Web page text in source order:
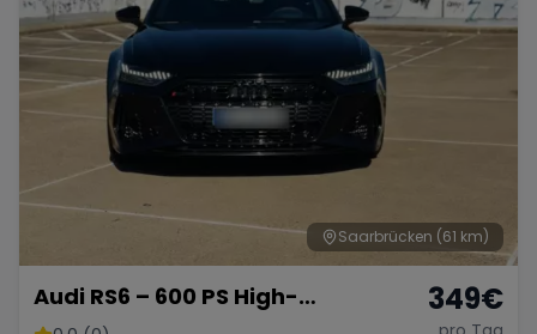
Saarbrücken (61 km)
Audi RS6 – 600 PS High-
349€